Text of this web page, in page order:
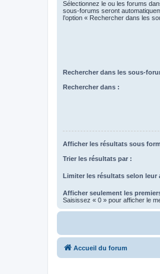
Sélectionnez le ou les forums
sous-forums seront
l’option « Rechercher dans les
Rechercher dans les sous-
Rechercher dans :
Afficher les résultats sous
Trier les résultats par :
Limiter les résultats selon leur
Afficher seulement les
Saisissez « 0 » pour afficher le
Accueil du forum